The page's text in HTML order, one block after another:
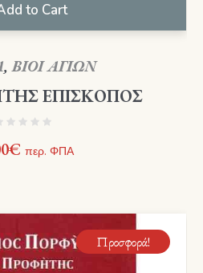
to Cart
,ΒΙΟΙ ΑΓΙΩΝ
ΕΠΙΣΚΟΠΟΣ
€ περ. ΦΠΑ
Προσφορά!